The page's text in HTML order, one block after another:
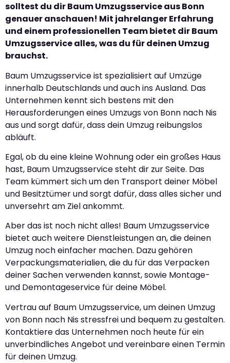
solltest du dir Baum Umzugsservice aus Bonn
genauer anschauen! Mit jahrelanger Erfahrung
und einem professionellen Team bietet dir Baum
Umzugsservice alles, was du für deinen Umzug
brauchst.
Baum Umzugsservice ist spezialisiert auf Umzüge
innerhalb Deutschlands und auch ins Ausland. Das
Unternehmen kennt sich bestens mit den
Herausforderungen eines Umzugs von Bonn nach Nis
aus und sorgt dafür, dass dein Umzug reibungslos
abläuft.
Egal, ob du eine kleine Wohnung oder ein großes Haus
hast, Baum Umzugsservice steht dir zur Seite. Das
Team kümmert sich um den Transport deiner Möbel
und Besitztümer und sorgt dafür, dass alles sicher und
unversehrt am Ziel ankommt.
Aber das ist noch nicht alles! Baum Umzugsservice
bietet auch weitere Dienstleistungen an, die deinen
Umzug noch einfacher machen. Dazu gehören
Verpackungsmaterialien, die du für das Verpacken
deiner Sachen verwenden kannst, sowie Montage-
und Demontageservice für deine Möbel.
Vertrau auf Baum Umzugsservice, um deinen Umzug
von Bonn nach Nis stressfrei und bequem zu gestalten.
Kontaktiere das Unternehmen noch heute für ein
unverbindliches Angebot und vereinbare einen Termin
für deinen Umzug.